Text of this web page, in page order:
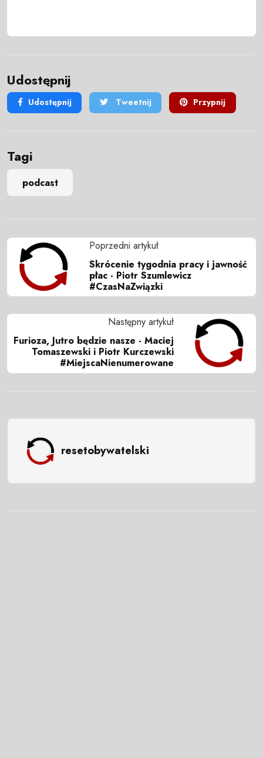
Udostępnij
Udostępnij Tweetnij Przypnij
Tagi
podcast
Poprzedni artykuł
Skrócenie tygodnia pracy i jawność
płac - Piotr Szumlewicz
#CzasNaZwiązki
Następny artykuł
Furioza, Jutro będzie nasze - Maciej
Tomaszewski i Piotr Kurczewski
#MiejscaNienumerowane
resetobywatelski